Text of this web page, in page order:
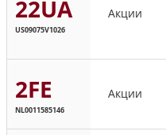
22UA
US09075V1026
Акции
2FE
NL0011585146
Акции